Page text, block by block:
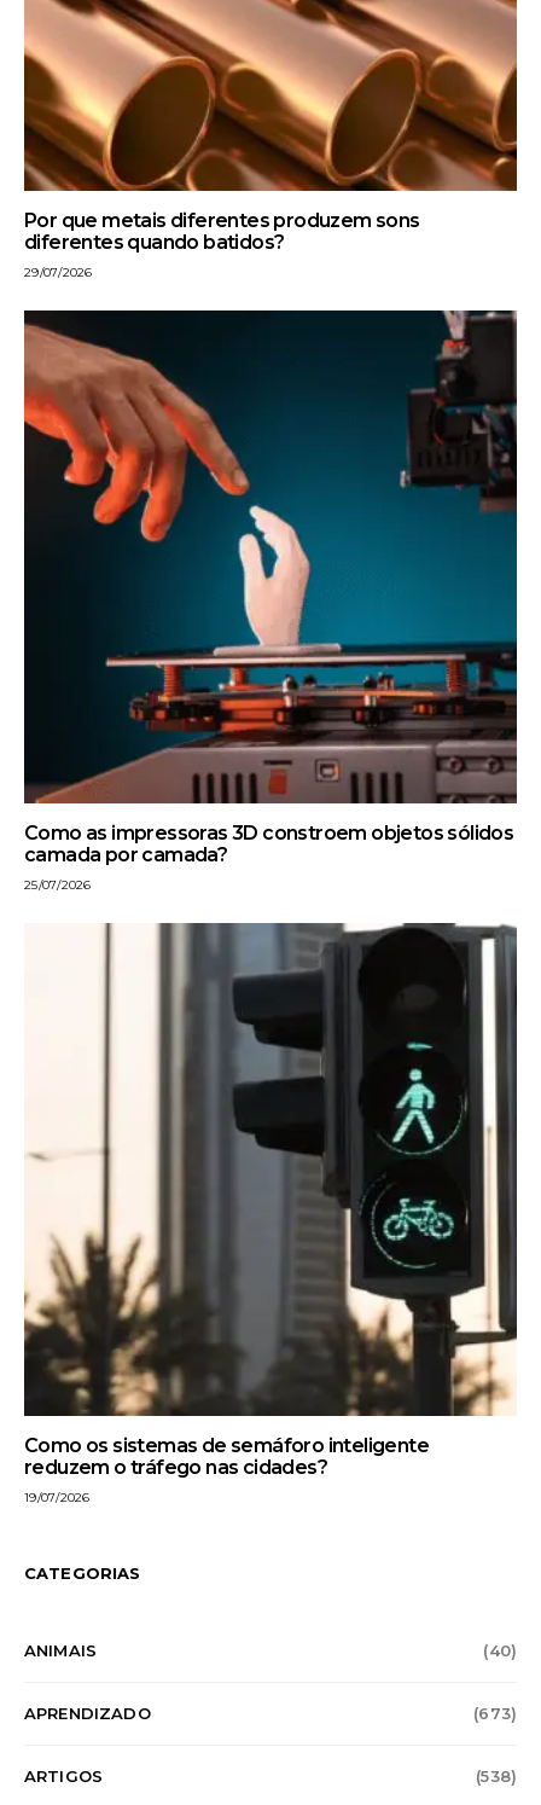
Por que metais diferentes produzem sons
diferentes quando batidos?
29/07/2026
Como as impressoras 3D constroem objetos sólidos
camada por camada?
25/07/2026
Como os sistemas de semáforo inteligente
reduzem o tráfego nas cidades?
19/07/2026
CATEGORIAS
ANIMAIS (40)
APRENDIZADO (673)
ARTIGOS (538)